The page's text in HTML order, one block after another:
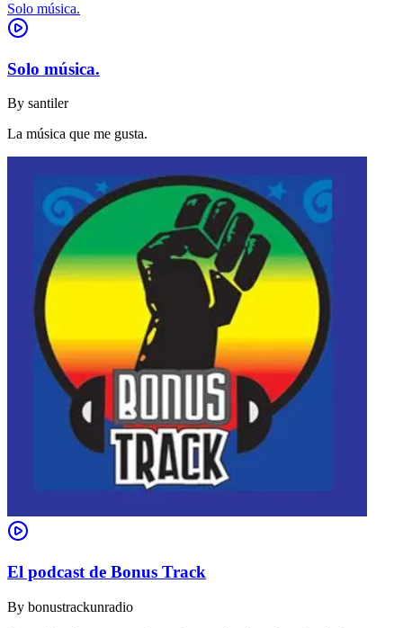
Solo música.
Solo música.
By santiler
La música que me gusta.
El podcast de Bonus Track
By bonustrackunradio